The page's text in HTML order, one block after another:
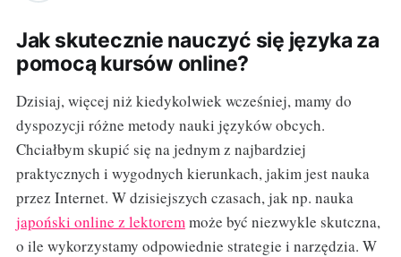
Jak skutecznie nauczyć się języka za
pomocą kursów online?
Dzisiaj, więcej niż kiedykolwiek wcześniej, mamy do
dyspozycji różne metody nauki języków obcych.
Chciałbym skupić się na jednym z najbardziej
praktycznych i wygodnych kierunkach, jakim jest nauka
przez Internet. W dzisiejszych czasach, jak np. nauka
japoński online z lektoremmoże być niezwykle skutczna,
o ile wykorzystamy odpowiednie strategie i narzędzia. W